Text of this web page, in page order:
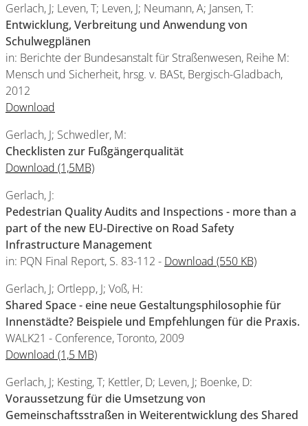
Gerlach, J; Leven, T; Leven, J; Neumann, A; Jansen, T:
Entwicklung, Verbreitung und Anwendung von
Schulwegplänen
in: Berichte der Bundesanstalt für Straßenwesen, Reihe M:
Mensch und Sicherheit, hrsg. v. BASt, Bergisch-Gladbach,
2012
Download
Gerlach, J; Schwedler, M:
Checklisten zur Fußgängerqualität
Download (1,5MB)
Gerlach, J:
Pedestrian Quality Audits and Inspections - more than a
part of the new EU-Directive on Road Safety
Infrastructure Management
in: PQN Final Report, S. 83-112 - Download (550 KB)
Gerlach, J; Ortlepp, J; Voß, H:
Shared Space - eine neue Gestaltungsphilosophie für
Innenstädte? Beispiele und Empfehlungen für die Praxis.
WALK21 - Conference, Toronto, 2009
Download (1,5 MB)
Gerlach, J; Kesting, T; Kettler, D; Leven, J; Boenke, D:
Voraussetzung für die Umsetzung von
Gemeinschaftsstraßen in Weiterentwicklung des Shared